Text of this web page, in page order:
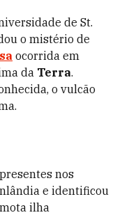
de St.
o mistério de
ocorrida em
da Terra.
o vulcão
nos
e identificou
ilha